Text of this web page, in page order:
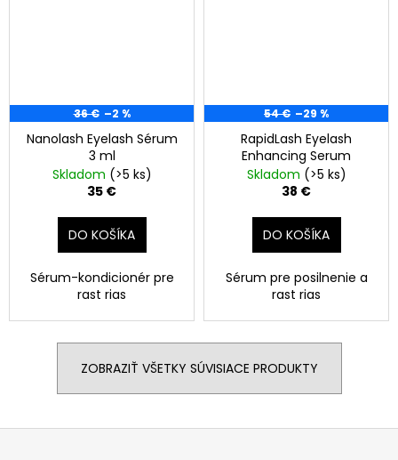
36 € –2 %
Nanolash Eyelash Sérum
3 ml
Skladom (>5 ks)
35 €
DO KOŠÍKA
Sérum-kondicionér pre
rast rias
54 € –29 %
RapidLash Eyelash
Enhancing Serum
Skladom (>5 ks)
38 €
DO KOŠÍKA
Sérum pre posilnenie a
rast rias
ZOBRAZIŤ VŠETKY SÚVISIACE PRODUKTY